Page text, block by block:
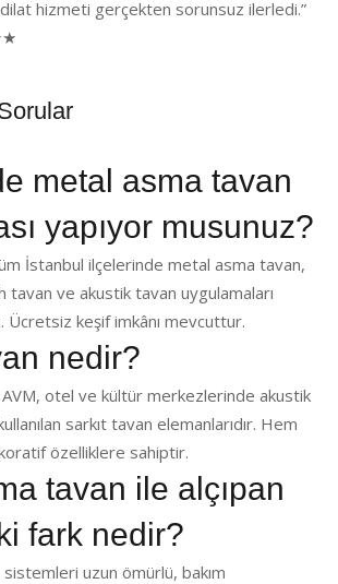
hizmeti gerçekten sorunsuz ilerledi.”
metal asma tavan
yapıyor musunuz?
İstanbul ilçelerinde metal asma tavan,
ve akustik tavan uygulamaları
keşif imkânı mevcuttur.
nedir?
otel ve kültür merkezlerinde akustik
sarkıt tavan elemanlarıdır. Hem
özelliklere sahiptir.
tavan ile alçıpan
fark nedir?
uzun ömürlü, bakım